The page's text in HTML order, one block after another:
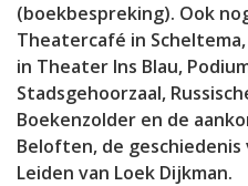
(boekbespreking). Ook
Theatercafé in
in Theater Ins Blau,
Stadsgehoorzaal,
Boekenzolder en de
Beloften, de geschiedenis
Leiden van Loek Dijkman.